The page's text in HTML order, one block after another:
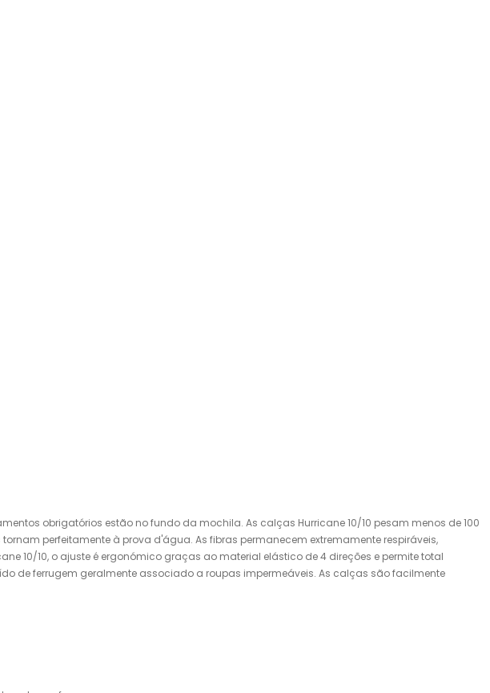
obrigatórios estão no fundo da mochila. As calças Hurricane 10/10 pesam menos de 100
perfeitamente à prova d'água. As fibras permanecem extremamente respiráveis,
10/10, o ajuste é ergonómico graças ao material elástico de 4 direções e permite total
de ferrugem geralmente associado a roupas impermeáveis. As calças são facilmente